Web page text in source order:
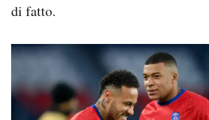
di fatto.